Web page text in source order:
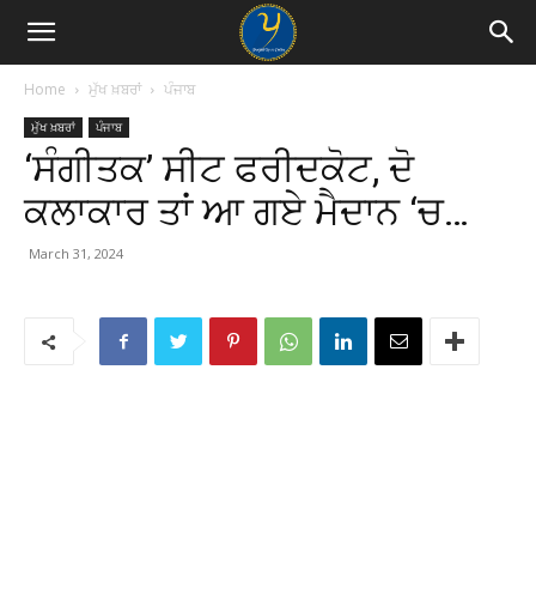
Home ਮੁੱਖ ਖ਼ਬਰਾਂ ਪੰਜਾਬ
ਮੁੱਖ ਖ਼ਬਰਾਂ ਪੰਜਾਬ
‘ਸੰਗੀਤਕ’ ਸੀਟ ਫਰੀਦਕੋਟ, ਦੋ
ਕਲਾਕਾਰ ਤਾਂ ਆ ਗਏ ਮੈਦਾਨ ‘ਚ…
March 31, 2024